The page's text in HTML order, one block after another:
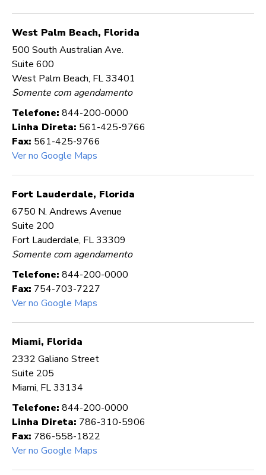
West Palm Beach, Florida
500 South Australian Ave.
Suite 600
West Palm Beach, FL 33401
Somente com agendamento
Telefone: 844-200-0000
Linha Direta: 561-425-9766
Fax: 561-425-9766
Ver no Google Maps
Fort Lauderdale, Florida
6750 N. Andrews Avenue
Suite 200
Fort Lauderdale, FL 33309
Somente com agendamento
Telefone: 844-200-0000
Fax: 754-703-7227
Ver no Google Maps
Miami, Florida
2332 Galiano Street
Suite 205
Miami, FL 33134
Telefone: 844-200-0000
Linha Direta: 786-310-5906
Fax: 786-558-1822
Ver no Google Maps